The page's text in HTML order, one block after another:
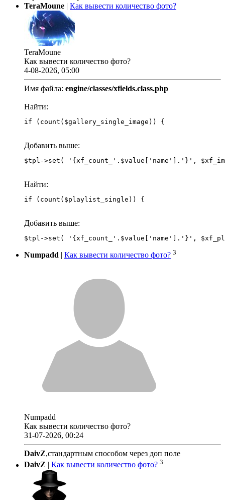
TeraMoune | Как вывести количество фото?
TeraMoune
Как вывести количество фото?
4-08-2026, 05:00
Имя файла: engine/classes/xfields.class.php
Найти:
if (count($gallery_single_image)) {
Добавить выше:
Найти:
if (count($playlist_single)) {
Добавить выше:
Numpadd | Как вывести количество фото? 3
Numpadd
Как вывести количество фото?
31-07-2026, 00:24
DaivZ,стандартным способом через доп поле
DaivZ
Как вывести количество фото? 3